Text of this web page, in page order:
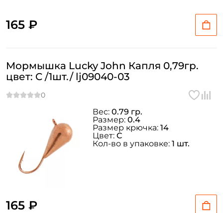
165 ₽
Мормышка Lucky John Капля 0,79гр.
цвет: C /1шт./ lj09040-03
165 ₽
Вес: 0.79 гр.
Размер: 0.4
Размер крючка: 14
Цвет: C
Кол-во в упаковке: 1 шт.